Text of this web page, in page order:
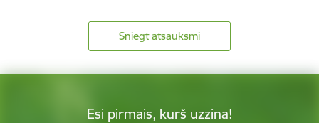
Sniegt atsauksmi
Esi pirmais, kurš uzzina!